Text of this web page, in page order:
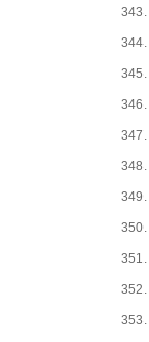
343.
344.
345.
346.
347.
348.
349.
350.
351.
352.
353.